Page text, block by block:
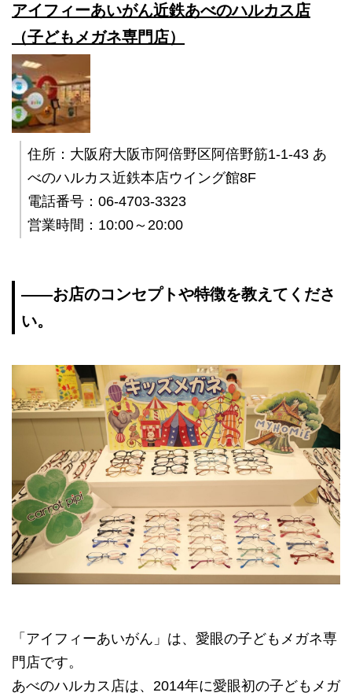
アイフィーあいがん近鉄あべのハルカス店
（子どもメガネ専門店）
住所：大阪府大阪市阿倍野区阿倍野筋1-1-43 あ
べのハルカス近鉄本店ウイング館8F
電話番号：06-4703-3323
営業時間：10:00～20:00
――お店のコンセプトや特徴を教えてくださ
い。
「アイフィーあいがん」は、愛眼の子どもメガネ専
門店です。
あべのハルカス店は、2014年に愛眼初の子どもメガ